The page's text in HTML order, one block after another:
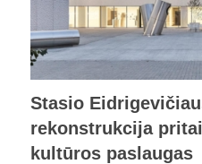
Stasio
rekonstrukcija
kultūros paslaugas